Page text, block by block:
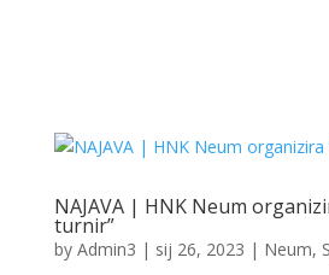
NAJAVA | HNK Neum
turnir”
by Admin3 | sij 26, 2023 | Neum,